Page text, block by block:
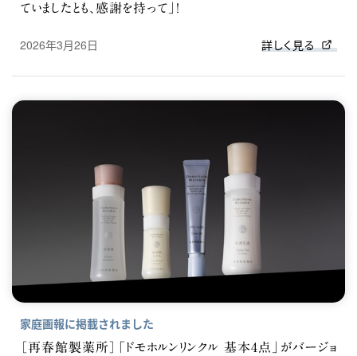
ていましたとも、感謝を持って」！
2026年3月26日 詳しく見る
家庭画報に掲載されました
［再春館製薬所］「ドモホルンリンクル 基本4点」がバージョ